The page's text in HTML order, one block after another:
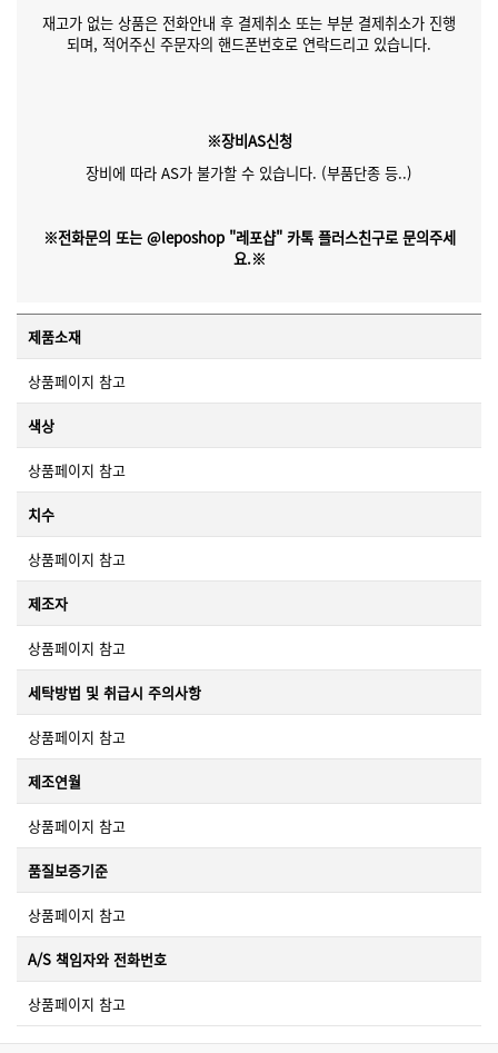
재고가 없는 상품은 전화안내 후 결제취소 또는 부분 결제취소가 진행
되며, 적어주신 주문자의 핸드폰번호로 연락드리고 있습니다.
※장비AS신청
장비에 따라 AS가 불가할 수 있습니다. (부품단종 등..)
※전화문의 또는 @leposhop "레포샵" 카톡 플러스친구로 문의주세
요.※
제품소재
상품페이지 참고
색상
상품페이지 참고
치수
상품페이지 참고
제조자
상품페이지 참고
세탁방법 및 취급시 주의사항
상품페이지 참고
제조연월
상품페이지 참고
품질보증기준
상품페이지 참고
A/S 책임자와 전화번호
상품페이지 참고